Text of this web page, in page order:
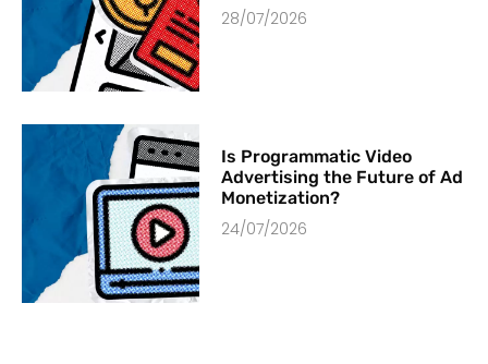
28/07/2026
Is Programmatic Video
Advertising the Future of Ad
Monetization?
24/07/2026